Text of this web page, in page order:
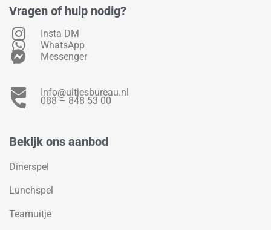
Vragen of hulp nodig?
Insta DM
WhatsApp
Messenger
Info@uitjesbureau.nl
088 – 848 53 00
Bekijk ons aanbod
Dinerspel
Lunchspel
Teamuitje